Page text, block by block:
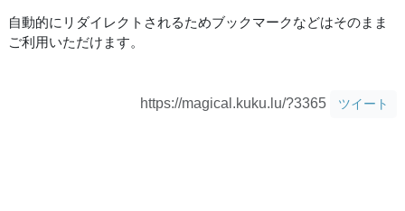
自動的にリダイレクトされるためブックマークなどはそのまま
ご利用いただけます。
https://magical.kuku.lu/?3365 ツイート